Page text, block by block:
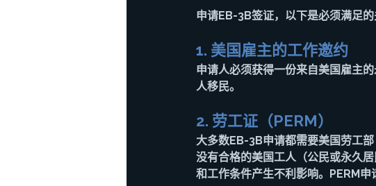
申请EB-3B签证，以下是必须满足的
1. 美国雇主的工作邀约
申请人必须获得一份来自美国雇主
人移民。
2. 劳工证（PERM）
大多数EB-3B申请都需要美国劳工
没有合格的美国工人（公民或永久
和工作条件产生不利影响。PERM